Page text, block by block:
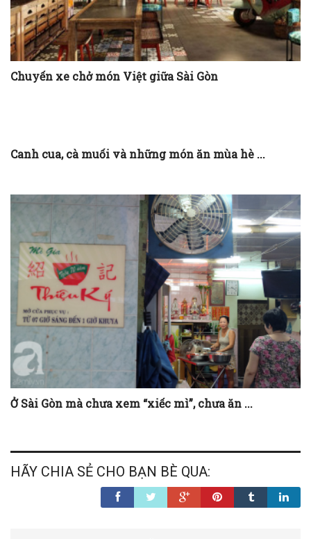
Chuyến xe chở món Việt giữa Sài Gòn
Canh cua, cà muối và những món ăn mùa hè ...
Ở Sài Gòn mà chưa xem “xiếc mì”, chưa ăn ...
HÃY CHIA SẺ CHO BẠN BÈ QUA: